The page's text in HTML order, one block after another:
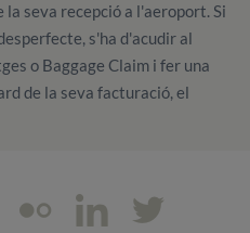
seva recepció a l'aeroport. Si
s'ha d'acudir al
o Baggage Claim i fer una
de la seva facturació, el